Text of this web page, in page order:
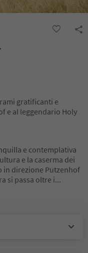
gratificanti e
e al leggendario Holy
e contemplativa
e la caserma dei
in direzione Putzenhof
si passa oltre i...